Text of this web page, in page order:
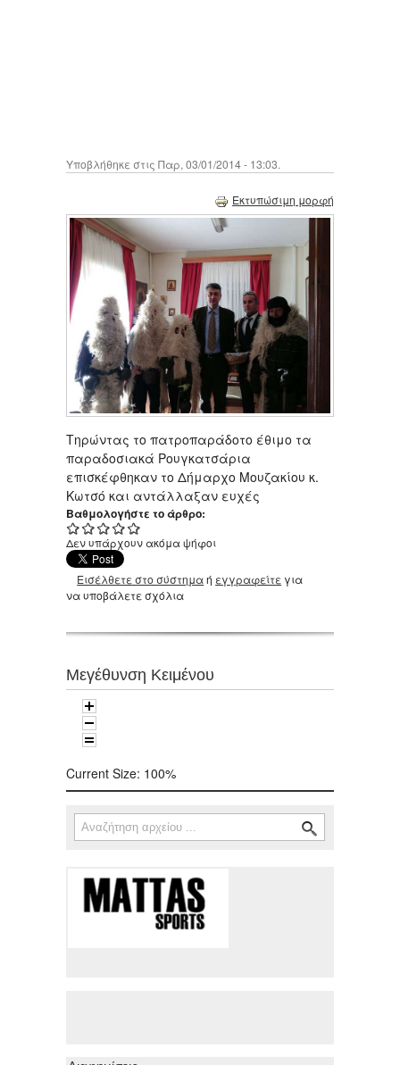
Υποβλήθηκε στις Παρ, 03/01/2014 - 13:03.
Εκτυπώσιμη μορφή
Τηρώντας το πατροπαράδοτο έθιμο τα
παραδοσιακά Ρουγκατσάρια
επισκέφθηκαν το Δήμαρχο Μουζακίου κ.
Κωτσό και αντάλλαξαν ευχές
Βαθμολογήστε το άρθρο:
Δεν υπάρχουν ακόμα ψήφοι
Εισέλθετε στο σύστημαή εγγραφείτε για
να υποβάλετε σχόλια
Μεγέθυνση Κειμένου
Current Size: 100%
Φόρμα αναζήτησης
Αναζήτηση